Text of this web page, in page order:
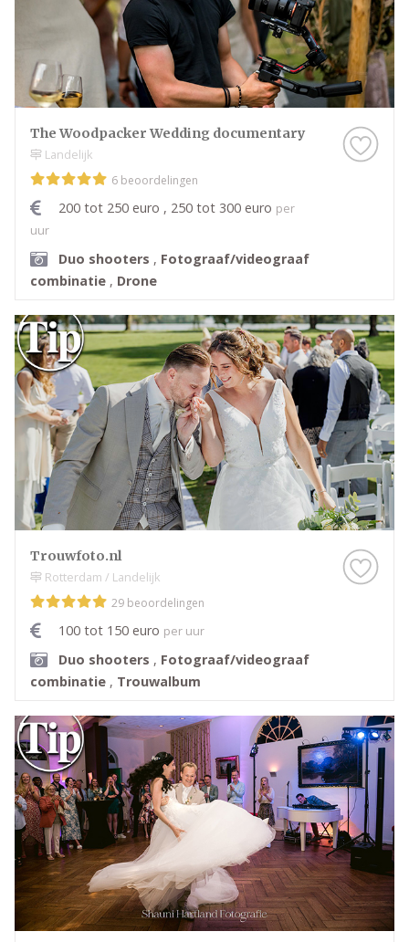
The Woodpacker Wedding documentary
Landelijk
6 beoordelingen
200 tot 250 euro , 250 tot 300 euro per
uur
Duo shooters , Fotograaf/videograaf
combinatie , Drone
Trouwfoto.nl
Rotterdam / Landelijk
29 beoordelingen
100 tot 150 euro per uur
Duo shooters , Fotograaf/videograaf
combinatie , Trouwalbum